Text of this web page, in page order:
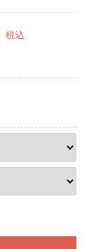
税込